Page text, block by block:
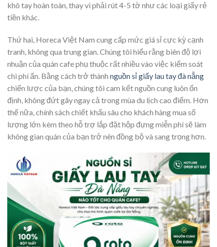
khô tay hoàn toàn, thay vì phải rút 4-5 tờ như các loại giấy rẻ
tiền khác.
Thứ hai, Horeca Việt Nam cung cấp mức giá sỉ cực kỳ cạnh
tranh, không qua trung gian. Chúng tôi hiểu rằng biên độ lợi
nhuận của quán cafe phụ thuộc rất nhiều vào việc kiểm soát
chi phí ẩn. Bằng cách trở thành nguồn sỉ giấy lau tay đà nẵng
chiến lược của bạn, chúng tôi cam kết nguồn cung luôn ổn
định, không đứt gãy ngay cả trong mùa du lịch cao điểm. Hơn
thế nữa, chính sách chiết khấu sâu cho khách hàng mua số
lượng lớn kèm theo hỗ trợ lắp đặt hộp đựng miễn phí sẽ làm
không gian quán của bạn trở nên đồng bộ và sang trọng hơn.